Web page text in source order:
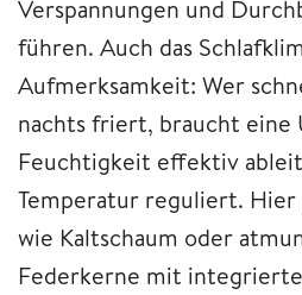
Verspannungen und
führen. Auch das
Aufmerksamkeit: Wer
nachts friert, braucht eine
Feuchtigkeit effektiv
Temperatur reguliert.
wie Kaltschaum oder
Federkerne mit